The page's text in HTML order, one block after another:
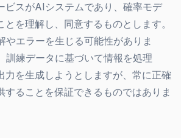
ビスがAIシステムであり、確率モデ
を理解し、同意するものとします。
やエラーを生じる可能性がありま
訓練データに基づいて情報を処理
力を生成しようとしますが、常に正確
することを保証できるものではありま